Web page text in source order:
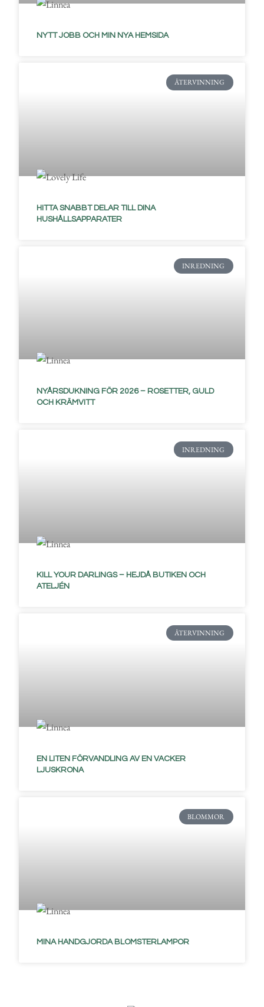
NYTT JOBB OCH MIN NYA HEMSIDA
ÅTERVINNING
HITTA SNABBT DELAR TILL DINA
HUSHÅLLSAPPARATER
INREDNING
NYÅRSDUKNING FÖR 2026 – ROSETTER, GULD
OCH KRÄMVITT
INREDNING
KILL YOUR DARLINGS – HEJDÅ BUTIKEN OCH
ATELJÉN
ÅTERVINNING
EN LITEN FÖRVANDLING AV EN VACKER
LJUSKRONA
BLOMMOR
MINA HANDGJORDA BLOMSTERLAMPOR